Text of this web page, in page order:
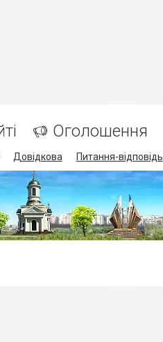
Оголошення
Довідкова Питання-відповідь